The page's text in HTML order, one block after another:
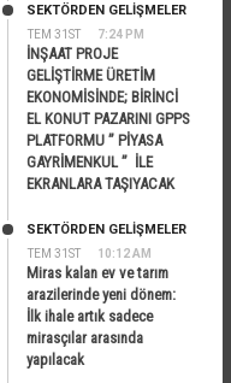
TEM 31ST 7:24 PM
SEKTÖRDEN GELIŞMELER
İNŞAAT PROJE
GELİŞTİRME ÜRETİM
EKONOMİSİNDE; BİRİNCİ
EL KONUT PAZARINI GPPS
PLATFORMU ” PİYASA
GAYRİMENKUL ” İLE
EKRANLARA TAŞIYACAK
TEM 31ST 10:12 AM
SEKTÖRDEN GELIŞMELER
Miras kalan ev ve tarım
arazilerinde yeni dönem:
İlk ihale artık sadece
mirasçılar arasında
yapılacak